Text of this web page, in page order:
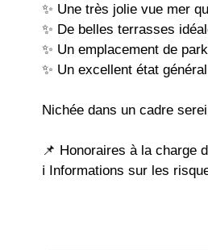
✨ Une très jolie vue mer
✨ De belles terrasses
✨ Un emplacement de
✨ Un excellent état
Nichée dans un cadre
📌 Honoraires à la charge
ℹ️ Informations sur les